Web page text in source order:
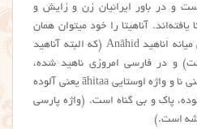
و در باور ایرانیان زن و زایش و
آناهیتا را خود میتوان همان
اَناهیتَه An-āhita که در پارسی میانه اَناهید Anāhid (که البته آناهید
و در فارسی امروزی ناهید شده،
دانست که از پیشوند نفی اَن یعنی نا و واژه اوستایی āhitaa یعنی آلوده
پاک و بی گناه است. (واژه پارسی
است.)